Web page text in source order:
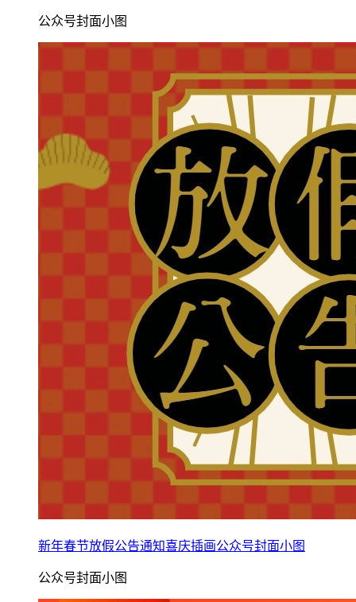
公众号封面小图
新年春节放假公告通知喜庆插画公众号封面小图
公众号封面小图